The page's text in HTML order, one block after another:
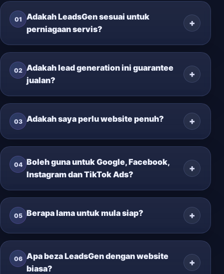
01
Adakah LeadsGen sesuai untuk
perniagaan servis?
02 Adakah lead generation ini guarantee
jualan?
03 Adakah saya perlu website penuh?
04 Boleh guna untuk Google, Facebook,
Instagram dan TikTok Ads?
05 Berapa lama untuk mula siap?
06 Apa beza LeadsGen dengan website
biasa?